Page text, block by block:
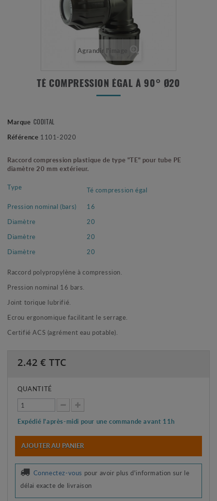
Agrandir l'image
TÉ COMPRESSION ÉGAL À 90° Ø20
Marque CODITAL
Référence 1101-2020
Raccord compression plastique de type "TE" pour tube PE
diamètre 20 mm extérieur.
Type
Té compression égal
Pression nominal (bars)
16
Diamètre
20
Diamètre
20
Diamètre
20
Raccord polypropylène à compression.
Pression nominal 16 bars.
Joint torique lubrifié.
Ecrou ergonomique facilitant le serrage.
Certifié ACS (agrément eau potable).
2.42 € TTC
QUANTITÉ
Expédié l'après-midi pour une commande avant 11h
AJOUTER AU PANIER
Connectez-vous pour avoir plus d'information sur le
délai exacte de livraison